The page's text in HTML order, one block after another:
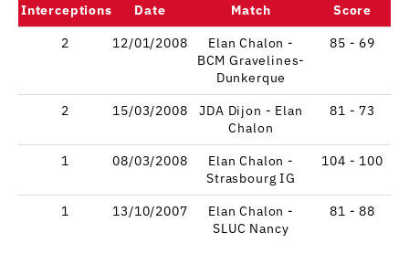
Interceptions Date Match
Score
2
12/01/2008
Elan Chalon -
BCM Gravelines-
Dunkerque
85 - 69
2 15/03/2008
JDA Dijon - Elan
Chalon
81 - 73
1 08/03/2008
Elan Chalon -
Strasbourg IG
104 - 100
1 13/10/2007
Elan Chalon -
SLUC Nancy
81 - 88